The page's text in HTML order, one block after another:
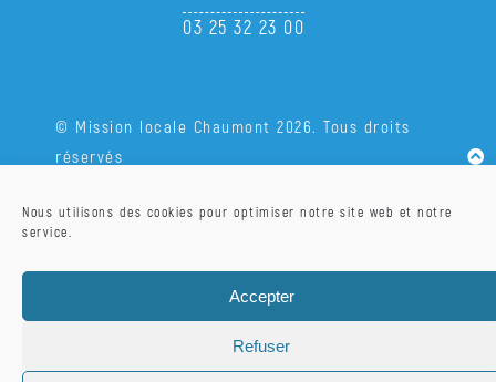
Nous utilisons des cookies pour optimiser notre site web et notre
service.
Accepter
Refuser
03 25 32 23 00
© Mission locale Chaumont 2026. Tous droits
réservés